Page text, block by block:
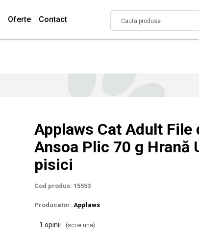
Oferte Contact
Applaws Cat Adult File
Ansoa Plic 70 g Hrană
pisici
Cod produs: 15553
Producator: Applaws
1 opinii (scrie una)